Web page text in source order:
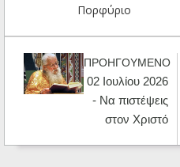
Πορφύριο
ΠΡΟΗΓΟΥΜΕΝΟ
02 Ιουλίου 2026
- Να πιστέψεις
στον Χριστό